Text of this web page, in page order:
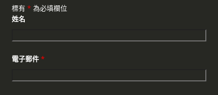
標有 * 為必填欄位
姓名
電子郵件 *